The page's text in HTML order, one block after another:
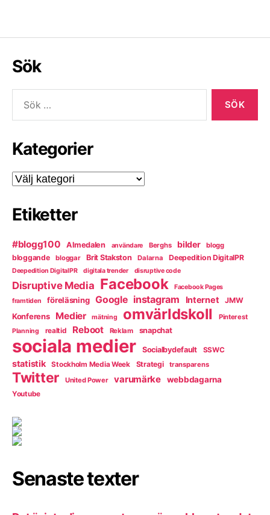
Sök
efter:
Kategorier
Kategorier
Etiketter
#blogg100 Almedalen användare Berghs bilder blogg
bloggande bloggar Brit Stakston Dalarna Deepedition DigitalPR
Deepedition DigitalPR digitala trender disruptive code
Disruptive Media Facebook
Facebook Pages
framtiden
föreläsning Google instagram Internet JMW
Konferens Medier mätning omvärldskoll Pinterest
Planning realtid Reboot Reklam snapchat
sociala medier Socialbydefault SSWC
statistik Stockholm Media Week Strategi transparens
Twitter United Power varumärke webbdagarna
Youtube
Senaste texter